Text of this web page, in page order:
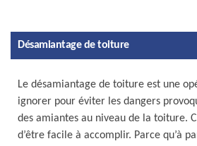
Désamiantage de toiture
Le désamiantage de toiture est une
ignorer pour éviter les dangers
des amiantes au niveau de la toiture.
d’être facile à accomplir. Parce qu’à